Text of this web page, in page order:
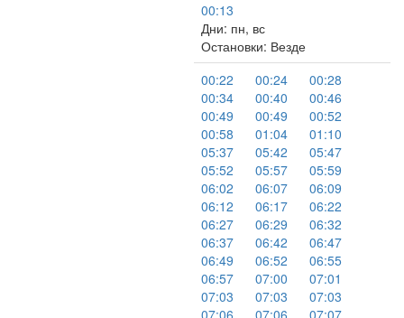
00:13
Дни: пн, вс
Остановки: Везде
00:22
00:24
00:28
00:34
00:40
00:46
00:49
00:49
00:52
00:58
01:04
01:10
05:37
05:42
05:47
05:52
05:57
05:59
06:02
06:07
06:09
06:12
06:17
06:22
06:27
06:29
06:32
06:37
06:42
06:47
06:49
06:52
06:55
06:57
07:00
07:01
07:03
07:03
07:03
07:06
07:06
07:07